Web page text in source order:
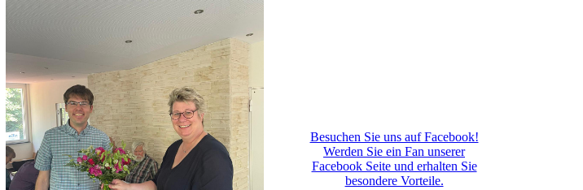
Besuchen Sie uns auf Facebook!
Werden Sie ein Fan unserer
Facebook Seite und erhalten Sie
besondere Vorteile.